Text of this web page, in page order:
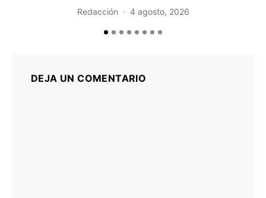
Redacción 4 agosto, 2026
DEJA UN COMENTARIO